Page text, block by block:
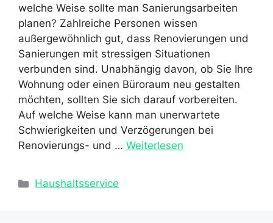
welche Weise sollte man Sanierungsarbeiten
planen? Zahlreiche Personen wissen
außergewöhnlich gut, dass Renovierungen und
Sanierungen mit stressigen Situationen
verbunden sind. Unabhängig davon, ob Sie Ihre
Wohnung oder einen Büroraum neu gestalten
möchten, sollten Sie sich darauf vorbereiten.
Auf welche Weise kann man unerwartete
Schwierigkeiten und Verzögerungen bei
Renovierungs- und … Weiterlesen
Kategorien
Haushaltsservice